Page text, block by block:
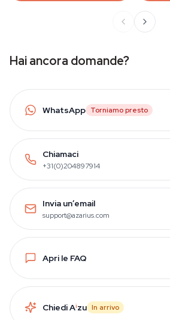
Hai ancora domande?
WhatsApp Torniamo presto
Chiamaci
+31(0)204897914
Invia un’email
support@azarius.com
Apri le FAQ
Chiedi Aizu In arrivo